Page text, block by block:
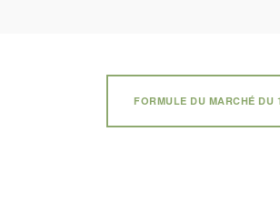
FORMULE DU MARCHÉ DU